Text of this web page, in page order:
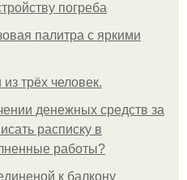
погреба
палитра с яркими
трёх человек.
денежных средств за
расписку в
работы?
к балкону